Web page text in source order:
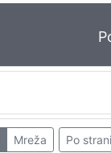
Mreža Po